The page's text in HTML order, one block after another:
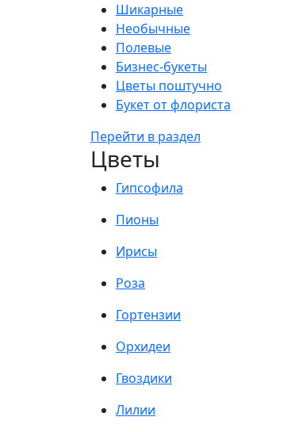
Шикарные
Необычные
Полевые
Бизнес-букеты
Цветы поштучно
Букет от флориста
Перейти в раздел
Цветы
Гипсофила
Пионы
Ирисы
Роза
Гортензии
Орхидеи
Гвоздики
Лилии